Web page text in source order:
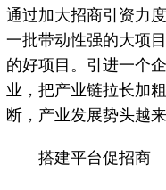
通过加大招商引资力
一批带动性强的大项
的好项目。引进一个
业，把产业链拉长加
断，产业发展势头越
搭建平台促招商